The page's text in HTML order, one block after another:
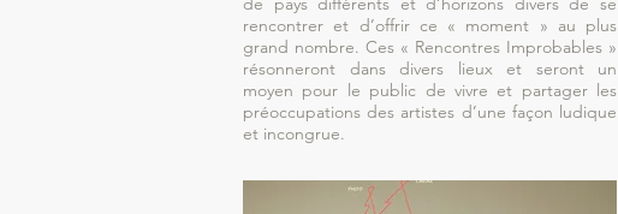
rencontrer et d’offrir ce « moment » au plus
grand nombre. Ces « Rencontres Improbables »
résonneront dans divers lieux et seront un
moyen pour le public de vivre et partager les
préoccupations des artistes d’une façon ludique
et incongrue.